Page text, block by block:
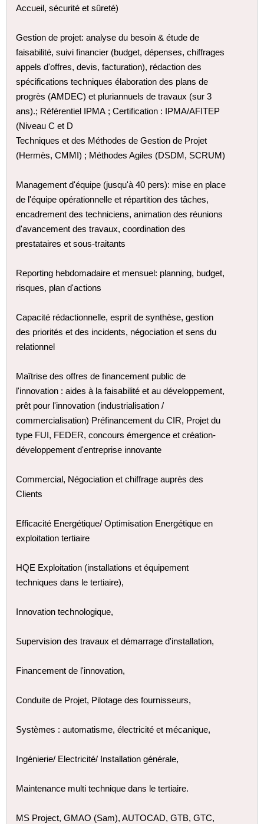
Accueil, sécurité et sûreté)
Gestion de projet: analyse du besoin & étude de
faisabilité, suivi financier (budget, dépenses, chiffrages
appels d'offres, devis, facturation), rédaction des
spécifications techniques élaboration des plans de
progrès (AMDEC) et pluriannuels de travaux (sur 3
ans).; Référentiel IPMA ; Certification : IPMA/AFITEP
(Niveau C et D
Techniques et des Méthodes de Gestion de Projet
(Hermès, CMMI) ; Méthodes Agiles (DSDM, SCRUM)
Management d'équipe (jusqu'à 40 pers): mise en place
de l'équipe opérationnelle et répartition des tâches,
encadrement des techniciens, animation des réunions
d'avancement des travaux, coordination des
prestataires et sous-traitants
Reporting hebdomadaire et mensuel: planning, budget,
risques, plan d'actions
Capacité rédactionnelle, esprit de synthèse, gestion
des priorités et des incidents, négociation et sens du
relationnel
Maîtrise des offres de financement public de
l'innovation : aides à la faisabilité et au développement,
prêt pour l'innovation (industrialisation /
commercialisation) Préfinancement du CIR, Projet du
type FUI, FEDER, concours émergence et création-
développement d'entreprise innovante
Commercial, Négociation et chiffrage auprès des
Clients
Efficacité Energétique/ Optimisation Energétique en
exploitation tertiaire
HQE Exploitation (installations et équipement
techniques dans le tertiaire),
Innovation technologique,
Supervision des travaux et démarrage d'installation,
Financement de l'innovation,
Conduite de Projet, Pilotage des fournisseurs,
Systèmes : automatisme, électricité et mécanique,
Ingénierie/ Electricité/ Installation générale,
Maintenance multi technique dans le tertiaire.
MS Project, GMAO (Sam), AUTOCAD, GTB, GTC,